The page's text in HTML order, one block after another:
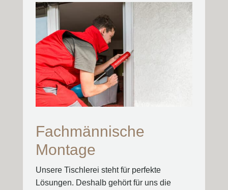
Fachmännische
Montage
Unsere Tischlerei steht für perfekte
Lösungen. Deshalb gehört für uns die